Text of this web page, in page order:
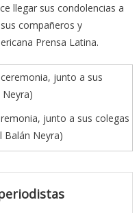
llegar sus condolencias a
compañeros y
Prensa Latina.
junto a sus colegas
Balán Neyra)